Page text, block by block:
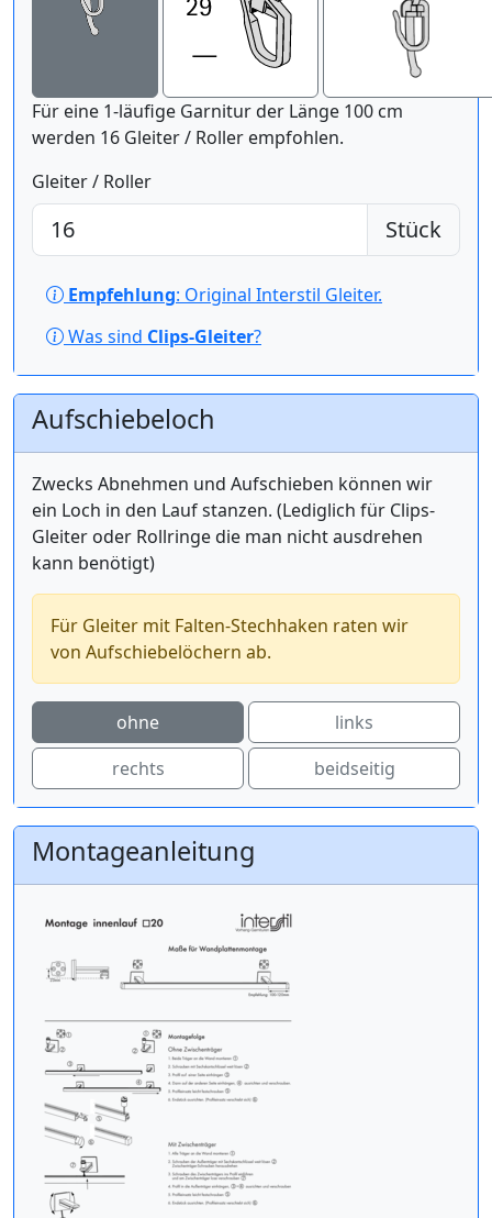
Für eine 1-läufige Garnitur der Länge 100 cm
werden 16 Gleiter / Roller empfohlen.
Gleiter / Roller
Stück
Empfehlung: Original Interstil Gleiter.
Was sind Clips-Gleiter?
Aufschiebeloch
Zwecks Abnehmen und Aufschieben können wir
ein Loch in den Lauf stanzen. (Lediglich für Clips-
Gleiter oder Rollringe die man nicht ausdrehen
kann benötigt)
Für Gleiter mit Falten-Stechhaken raten wir
von Aufschiebelöchern ab.
ohne
links
rechts
beidseitig
Montageanleitung